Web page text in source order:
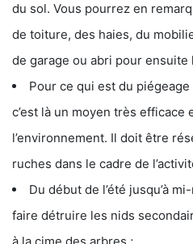
du sol. Vous pourrez en
de toiture, des haies, du
de garage ou abri pour
Pour ce qui est du
c’est là un moyen très efficace
l’environnement. Il doit être
ruches dans le cadre de
Du début de l’été jusqu’à
faire détruire les nids